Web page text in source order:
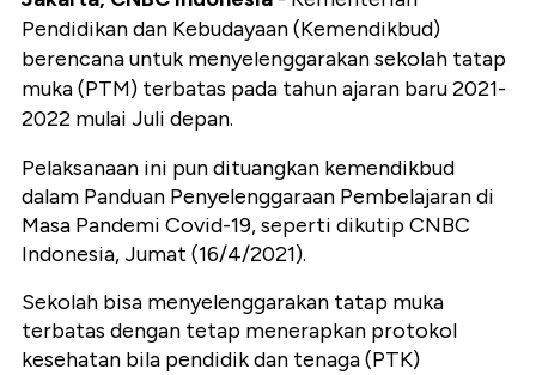
Pendidikan dan Kebudayaan (Kemendikbud)
berencana untuk menyelenggarakan sekolah tatap
muka (PTM) terbatas pada tahun ajaran baru 2021-
2022 mulai Juli depan.
Pelaksanaan ini pun dituangkan kemendikbud
dalam Panduan Penyelenggaraan Pembelajaran di
Masa Pandemi Covid-19, seperti dikutip CNBC
Indonesia, Jumat (16/4/2021).
Sekolah bisa menyelenggarakan tatap muka
terbatas dengan tetap menerapkan protokol
kesehatan bila pendidik dan tenaga (PTK)